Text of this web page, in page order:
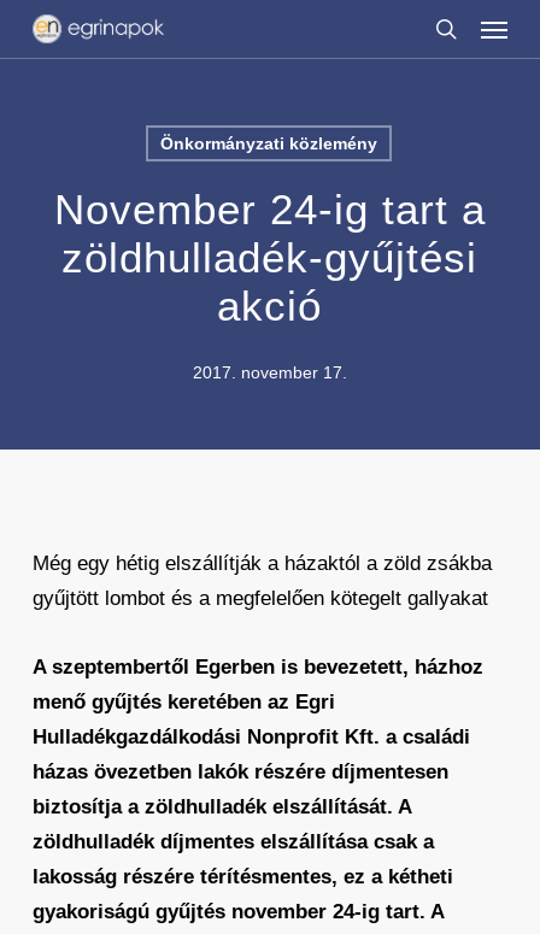
Skip
search
Menu
Önkormányzati közlemény
November 24-ig tart a
zöldhulladék-gyűjtési
akció
2017. november 17.
Még egy hétig elszállítják a házaktól a zöld zsákba
gyűjtött lombot és a megfelelően kötegelt gallyakat
A szeptembertől Egerben is bevezetett, házhoz
menő gyűjtés keretében az Egri
Hulladékgazdálkodási Nonprofit Kft. a családi
házas övezetben lakók részére díjmentesen
biztosítja a zöldhulladék elszállítását. A
zöldhulladék díjmentes elszállítása csak a
lakosság részére térítésmentes, ez a kétheti
gyakoriságú gyűjtés november 24-ig tart. A